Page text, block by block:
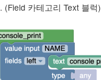
카테고리 Text 블럭)